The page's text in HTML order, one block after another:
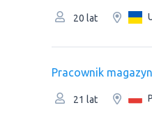
20 lat
Рracownik
21 lat